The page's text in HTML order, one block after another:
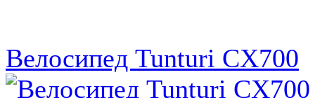
Велосипед Tunturi CX700